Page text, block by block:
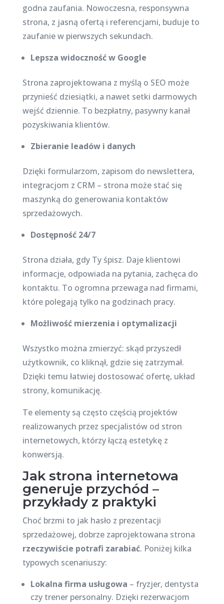
godna zaufania. Nowoczesna, responsywna
strona, z jasną ofertą i referencjami, buduje to
zaufanie w pierwszych sekundach.
Lepsza widoczność w Google
Strona zaprojektowana z myślą o SEO może
przynieść dziesiątki, a nawet setki darmowych
wejść dziennie. To bezpłatny, pasywny kanał
pozyskiwania klientów.
Zbieranie leadów i danych
Dzięki formularzom, zapisom do newslettera,
integracjom z CRM – strona może stać się
maszynką do generowania kontaktów
sprzedażowych.
Dostępność 24/7
Strona działa, gdy Ty śpisz. Daje klientowi
informacje, odpowiada na pytania, zachęca do
kontaktu. To ogromna przewaga nad firmami,
które polegają tylko na godzinach pracy.
Możliwość mierzenia i optymalizacji
Wszystko można zmierzyć: skąd przyszedł
użytkownik, co kliknął, gdzie się zatrzymał.
Dzięki temu łatwiej dostosować ofertę, układ
strony, komunikację.
Te elementy są często częścią projektów
realizowanych przez specjalistów od stron
internetowych, którzy łączą estetykę z
konwersją.
Jak strona internetowa
generuje przychód –
przykłady z praktyki
Choć brzmi to jak hasło z prezentacji
sprzedażowej, dobrze zaprojektowana strona
rzeczywiście potrafi zarabiać. Poniżej kilka
typowych scenariuszy:
Lokalna firma usługowa – fryzjer, dentysta
czy trener personalny. Dzięki rezerwacjom